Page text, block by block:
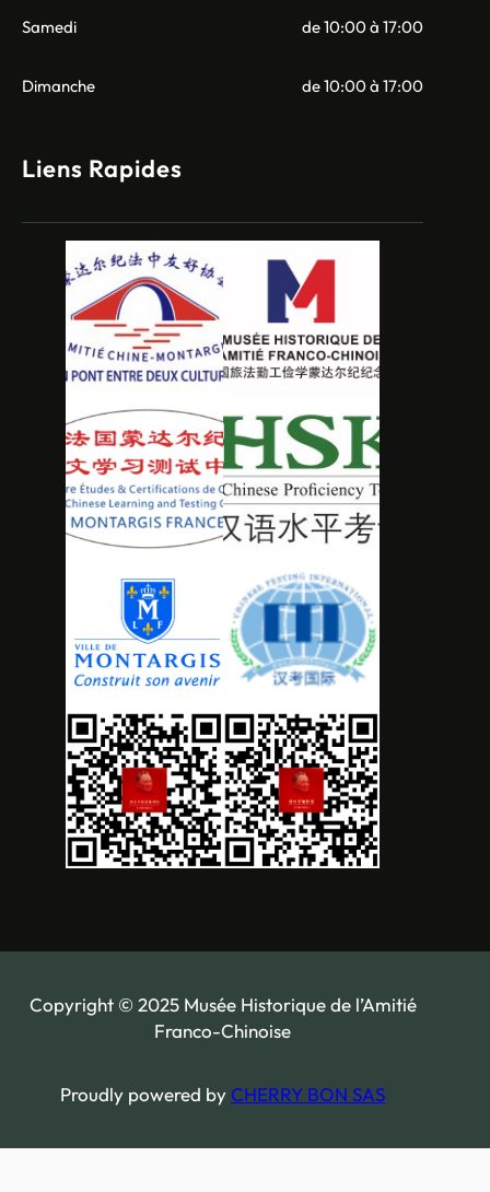
Samedi de 10:00 à 17:00
Dimanche de 10:00 à 17:00
Liens Rapides
Copyright © 2025 Musée Historique de l’Amitié
Franco-Chinoise
Proudly powered byCHERRY BON SAS